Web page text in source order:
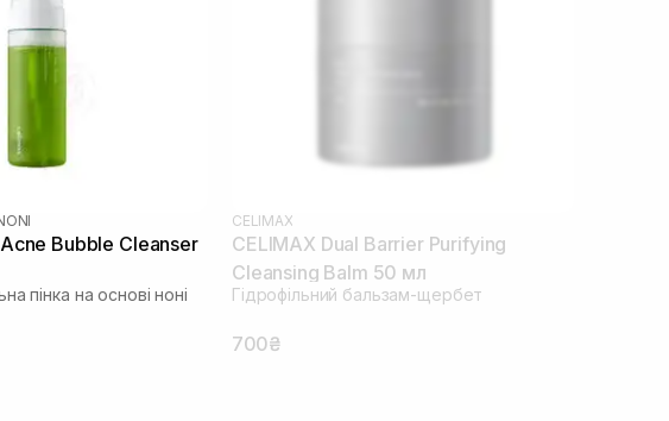
Bubble Cleanser
пінка на основі ноні
CELIMAX
CELIMAX Dual Barrier Purifying
Cleansing Balm 50 мл
Гідрофільний бальзам-щербет
700₴